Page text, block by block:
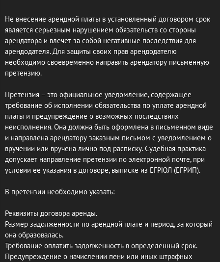
Не внесение арендной платы в установленный договором срок
является серьезным нарушением обязательств со стороны
арендатора и влечет за собой негативные последствия для
арендодателя. Для защиты своих прав арендодателю
необходимо своевременно направить арендатору письменную
претензию.
Претензия – это официальное уведомление, содержащее
требование об исполнении обязательства по уплате арендной
платы и предупреждение о возможных последствиях
неисполнения. Она должна быть оформлена в письменном виде
и направлена арендатору заказным письмом с уведомлением о
вручении или вручена лично под расписку. Судебная практика
допускает направление претензии по электронной почте, при
условии её указания в договоре, выписке из ЕГРЮЛ (ЕГРИП).
В претензии необходимо указать:
Реквизиты договора аренды.
Размер задолженности по арендной плате и период, за который
она образовалась.
Требование оплатить задолженность в определенный срок.
Предупреждение о начислении пени или иных штрафных